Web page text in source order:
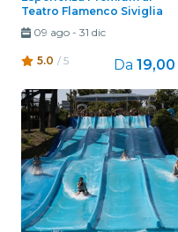
Teatro Flamenco Siviglia
09 ago- 31 dic
5.0 / 5 Da